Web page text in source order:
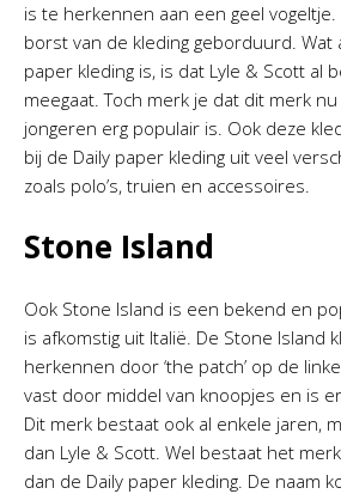
is te herkennen aan een geel
borst van de kleding geborduurd. Wat
paper kleding is, is dat Lyle & Scott al
meegaat. Toch merk je dat dit merk
jongeren erg populair is. Ook deze
bij de Daily paper kleding uit veel
zoals polo’s, truien en accessoires.
Stone Island
Ook Stone Island is een bekend en
is afkomstig uit Italië. De Stone Island
herkennen door ‘the patch’ op de
vast door middel van knoopjes en is
Dit merk bestaat ook al enkele jaren,
dan Lyle & Scott. Wel bestaat het
dan de Daily paper kleding. De naam